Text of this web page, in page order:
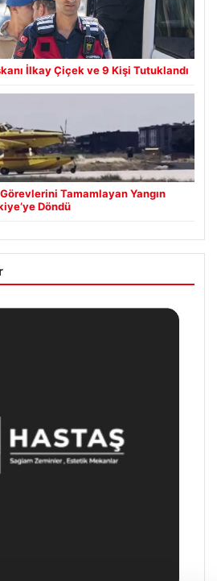
İlkay Çiçek ve 9 Kişi Tutuklandı
Tamamlayan Yangın
Döndü